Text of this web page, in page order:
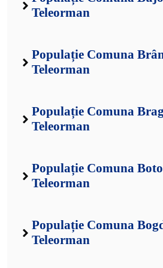
Teleorman
Populație Comuna
Teleorman
Populație Comuna
Teleorman
Populație Comuna
Teleorman
Populație Comuna
Teleorman